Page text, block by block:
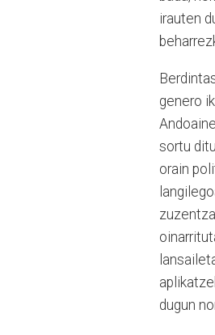
irauten
genero
sortu
orain
dugun